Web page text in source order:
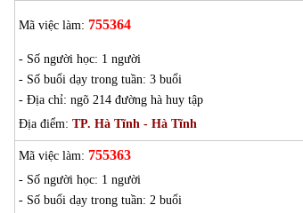
Mã việc làm: 755364
- Số người học: 1 người
- Số buổi dạy trong tuần: 3 buổi
- Địa chỉ: ngõ 214 đường hà huy tập
Địa điểm: TP. Hà Tĩnh - Hà Tĩnh
Mã việc làm: 755363
- Số người học: 1 người
- Số buổi dạy trong tuần: 2 buổi